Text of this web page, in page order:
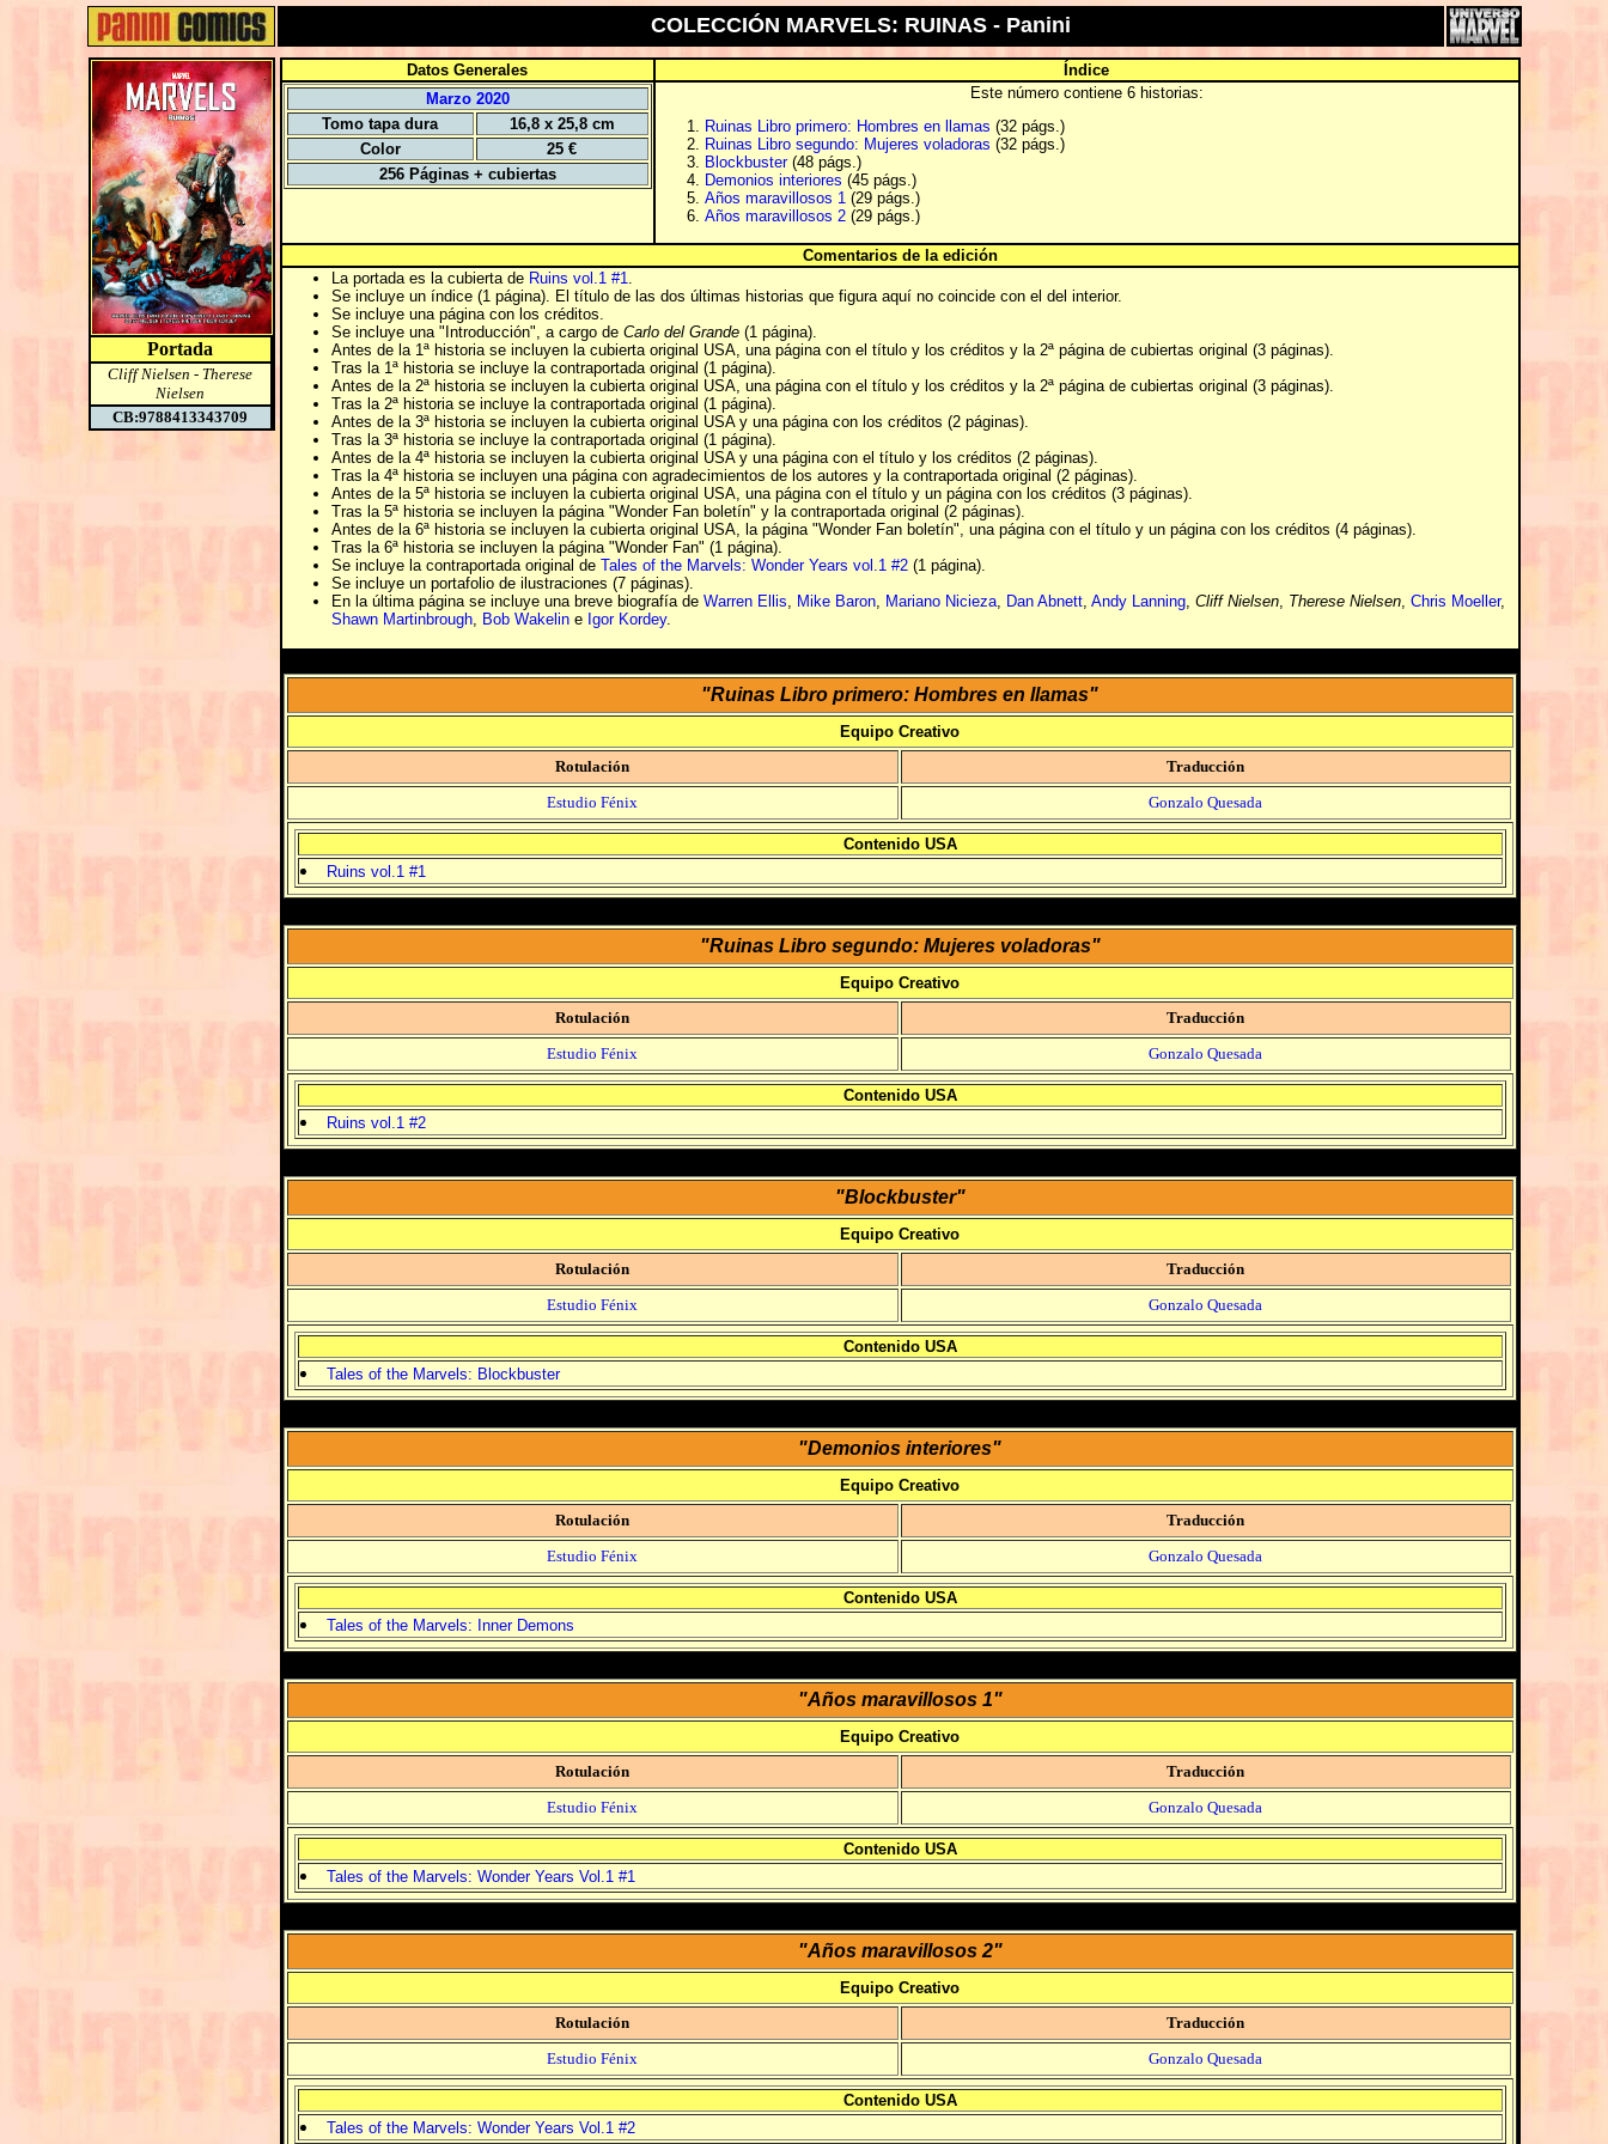
COLECCIÓN MARVELS: RUINAS - Panini
Portada
Cliff Nielsen - Therese
Nielsen
CB:9788413343709
Datos Generales
Índice
Marzo 2020
Tomo tapa dura
16,8 x 25,8 cm
Color
25 €
256 Páginas + cubiertas
Este número contiene 6 historias:
Ruinas Libro primero: Hombres en llamas (32 págs.)
Ruinas Libro segundo: Mujeres voladoras (32 págs.)
Blockbuster(48 págs.)
Demonios interiores (45 págs.)
Años maravillosos 1(29 págs.)
Años maravillosos 2(29 págs.)
Comentarios de la edición
La portada es la cubierta de Ruins vol.1 #1.
Se incluye un índice (1 página). El título de las dos últimas historias que figura aquí no coincide con el del interior.
Se incluye una página con los créditos.
Se incluye una "Introducción", a cargo de Carlo del Grande(1 página).
Antes de la 1ª historia se incluyen la cubierta original USA, una página con el título y los créditos y la 2ª página de cubiertas original (3 páginas).
Tras la 1ª historia se incluye la contraportada original (1 página).
Antes de la 2ª historia se incluyen la cubierta original USA, una página con el título y los créditos y la 2ª página de cubiertas original (3 páginas).
Tras la 2ª historia se incluye la contraportada original (1 página).
Antes de la 3ª historia se incluyen la cubierta original USA y una página con los créditos (2 páginas).
Tras la 3ª historia se incluye la contraportada original (1 página).
Antes de la 4ª historia se incluyen la cubierta original USA y una página con el título y los créditos (2 páginas).
Tras la 4ª historia se incluyen una página con agradecimientos de los autores y la contraportada original (2 páginas).
Antes de la 5ª historia se incluyen la cubierta original USA, una página con el título y un página con los créditos (3 páginas).
Tras la 5ª historia se incluyen la página "Wonder Fan boletín" y la contraportada original (2 páginas).
Antes de la 6ª historia se incluyen la cubierta original USA, la página "Wonder Fan boletín", una página con el título y un página con los créditos (4 páginas).
Tras la 6ª historia se incluyen la página "Wonder Fan" (1 página).
Se incluye la contraportada original de Tales of the Marvels: Wonder Years vol.1 #2(1 página).
Se incluye un portafolio de ilustraciones (7 páginas).
En la última página se incluye una breve biografía de Warren Ellis, Mike Baron, Mariano Nicieza, Dan Abnett, Andy Lanning, Cliff Nielsen, Therese Nielsen, Chris Moeller,
Shawn Martinbrough, Bob Wakeline Igor Kordey.
"Ruinas Libro primero: Hombres en llamas"
Equipo Creativo
Rotulación
Traducción
Estudio Fénix
Gonzalo Quesada
Contenido USA
Ruins vol.1 #1
"Ruinas Libro segundo: Mujeres voladoras"
Equipo Creativo
Rotulación
Traducción
Estudio Fénix
Gonzalo Quesada
Contenido USA
Ruins vol.1 #2
"Blockbuster"
Equipo Creativo
Rotulación
Traducción
Estudio Fénix
Gonzalo Quesada
Contenido USA
Tales of the Marvels: Blockbuster
"Demonios interiores"
Equipo Creativo
Rotulación
Traducción
Estudio Fénix
Gonzalo Quesada
Contenido USA
Tales of the Marvels: Inner Demons
"Años maravillosos 1"
Equipo Creativo
Rotulación
Traducción
Estudio Fénix
Gonzalo Quesada
Contenido USA
Tales of the Marvels: Wonder Years Vol.1 #1
"Años maravillosos 2"
Equipo Creativo
Rotulación
Traducción
Estudio Fénix
Gonzalo Quesada
Contenido USA
Tales of the Marvels: Wonder Years Vol.1 #2